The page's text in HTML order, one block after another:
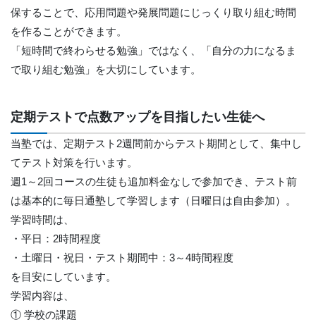
保することで、応用問題や発展問題にじっくり取り組む時間
を作ることができます。
「短時間で終わらせる勉強」ではなく、「自分の力になるま
で取り組む勉強」を大切にしています。
定期テストで点数アップを目指したい生徒へ
当塾では、定期テスト2週間前からテスト期間として、集中し
てテスト対策を行います。
週1～2回コースの生徒も追加料金なしで参加でき、テスト前
は基本的に毎日通塾して学習します（日曜日は自由参加）。
学習時間は、
・平日：2時間程度
・土曜日・祝日・テスト期間中：3～4時間程度
を目安にしています。
学習内容は、
① 学校の課題